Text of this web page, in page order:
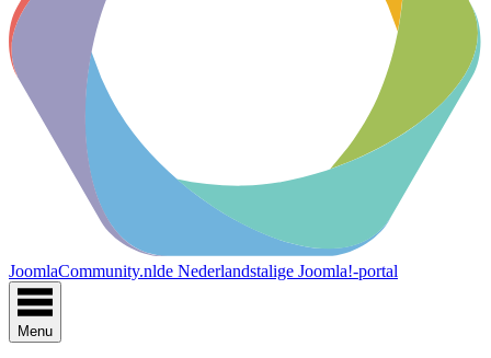
JoomlaCommunity.nlde Nederlandstalige Joomla!-portal
Menu